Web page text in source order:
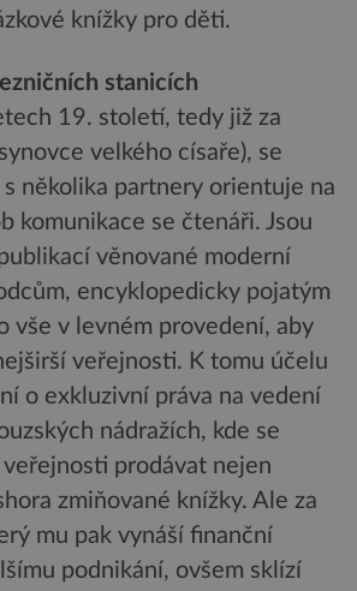
knížky pro děti.
stanicích
19. století, tedy již za
velkého císaře), se
několika partnery orientuje na
komunikace se čtenáři. Jsou
věnované moderní
encyklopedicky pojatým
vše v levném provedení, aby
veřejnosti. K tomu účelu
o exkluzivní práva na vedení
nádražích, kde se
prodávat nejen
zmiňované knížky. Ale za
mu pak vynáší finanční
podnikání, ovšem sklízí